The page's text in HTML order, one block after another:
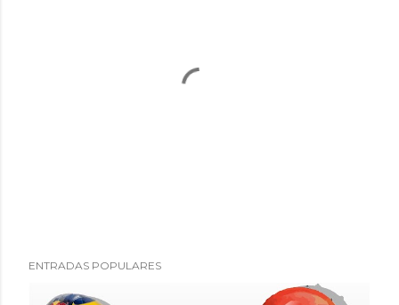
u
ENTRADAS POPULARES